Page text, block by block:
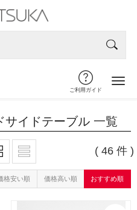
ご利用ガイド
サイドテーブル 一覧
( 46 件 )
格安い順 価格高い順 おすすめ順